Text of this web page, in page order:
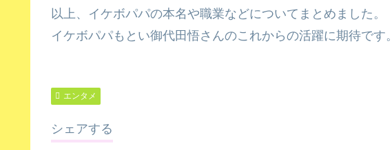
以上、イケボパパの本名や職業などについてまとめました。
イケボパパもとい御代田悟さんのこれからの活躍に期待です。
エンタメ
シェアする